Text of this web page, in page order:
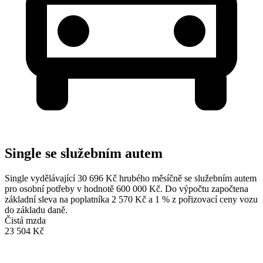
Single se služebním autem
Single vydělávající 30 696 Kč hrubého měsíčně se služebním autem
pro osobní potřeby v hodnotě 600 000 Kč. Do výpočtu započtena
základní sleva na poplatníka 2 570 Kč a 1 % z pořizovací ceny vozu
do základu daně.
Čistá mzda
23 504 Kč